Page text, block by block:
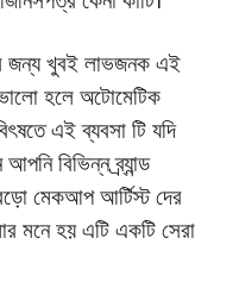
জন্য খুবই লাভজনক এই
হলে অটোমেটিক
এই ব্যবসা টি যদি
বিভিন্ন ব্র্যান্ড
মেকআপ আর্টিস্ট দের
মনে হয় এটি একটি সেরা